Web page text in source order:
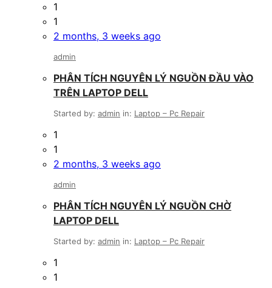
1
1
2 months, 3 weeks ago
admin
PHÂN TÍCH NGUYÊN LÝ NGUỒN ĐẦU VÀO
TRÊN LAPTOP DELL
Started by: admin in: Laptop – Pc Repair
1
1
2 months, 3 weeks ago
admin
PHÂN TÍCH NGUYÊN LÝ NGUỒN CHỜ
LAPTOP DELL
Started by: admin in: Laptop – Pc Repair
1
1